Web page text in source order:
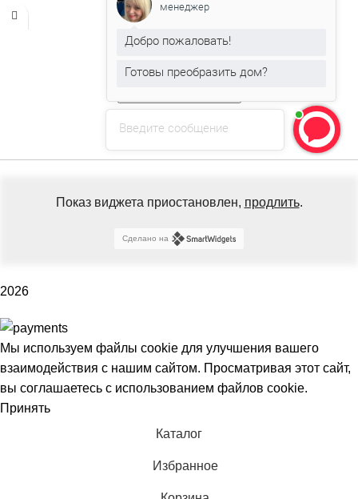
Выберите параметры
Кровать чердак Оттава
От:18600₽
Показ виджета приостановлен, продлить.
Сделано на
2026
Мы используем файлы cookie для улучшения вашего
взаимодействия с нашим сайтом. Просматривая этот сайт,
вы соглашаетесь с использованием файлов cookie.
Принять
Каталог
Избранное
Введите сообщение
менеджер
Добро пожаловать!
Готовы преобразить дом?